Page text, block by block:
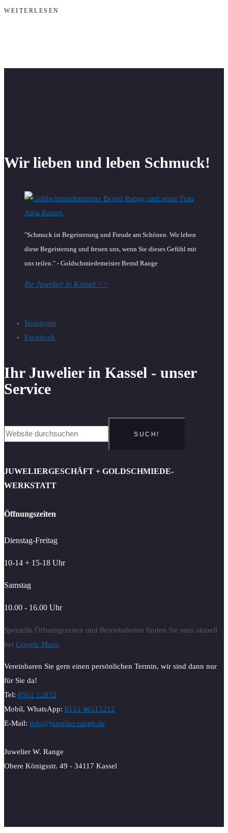
WEITERLESEN
Wir lieben und leben Schmuck!
"Schmuck ist Begeisterung und Freude am Schönen. Wir leben
diese Begeisterung und freuen uns, wenn Sie dieses Gefühl mit
uns teilen." - Goldschmiedemeister Bernd Range
Ihr Juwelier in Kassel >>
Instagram
Facebook
Ihr Juwelier in Kassel - unser
Service
SUCH!
JUWELIERGESCHÄFT + GOLDSCHMIEDE-
WERKSTATT
Öffnungszeiten
Dienstag-Freitag
10-14 + 15-18 Uhr
Samstag
10.00 - 16.00 Uhr
Spezielle Öffnungszeiten und Betriebsferien finden Sie stets aktuell
bei Google Maps.
Vereinbaren Sie gern einen persönlichen Termin, wir sind dann nur
für Sie da!
Tel: 0561 12832
Mobil, WhatsApp: 0151 46115212
E-Mail: info@juwelier-range.de
Juwelier W. Range
Obere Königsstr. 49 - 34117 Kassel